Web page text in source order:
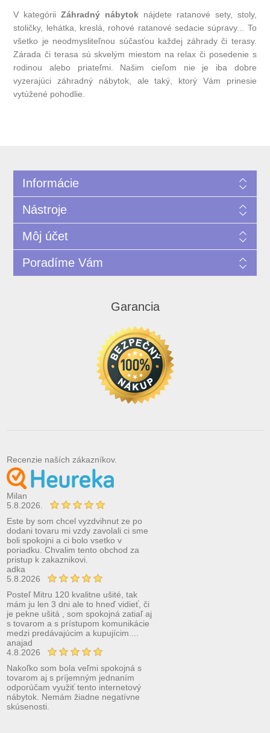
V kategóriiZáhradný nábytok nájdete ratanové sety, stoly,
stoličky, lehátka, kreslá, rohové ratanové sedacie súpravy... To
všetko je neodmysliteľnou súčasťou každej záhrady či terasy.
Zárada či terasa sú skvelým miestom na relax či posedenie s
rodinou alebo priateľmi. Našim cieľom nie je iba dobre
vyzerajúci záhradný nábytok, ale taký, ktorý Vám prinesie
vytúžené pohodlie.
Informácie
Nástroje
Môj účet
Poradíme Vám
Garancia
Recenzie naších zákazníkov.
Milan
5.8.2026.
Este by som chcel vyzdvihnut ze po
dodani tovaru mi vzdy zavolali ci sme
boli spokojni a ci bolo vsetko v
poriadku. Chvalim tento obchod za
pristup k zakaznikovi.
adka
5.8.2026
Posteľ Mitru 120 kvalitne ušité, tak
mám ju len 3 dni ale to hneď vidieť, či
je pekne ušitá , som spokojná zatiaľ aj
s tovarom a s prístupom komunikácie
medzi predávajúcim a kupujícim....
anajad
4.8.2026
Nakoľko som bola veľmi spokojná s
tovarom aj s príjemným jednaním
odporúčam využiť tento internetový
nábytok. Nemám žiadne negatívne
skúsenosti.